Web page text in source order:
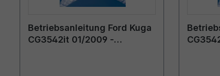
Betriebsanleitung Ford Kuga
CG3542it 01/2009 -